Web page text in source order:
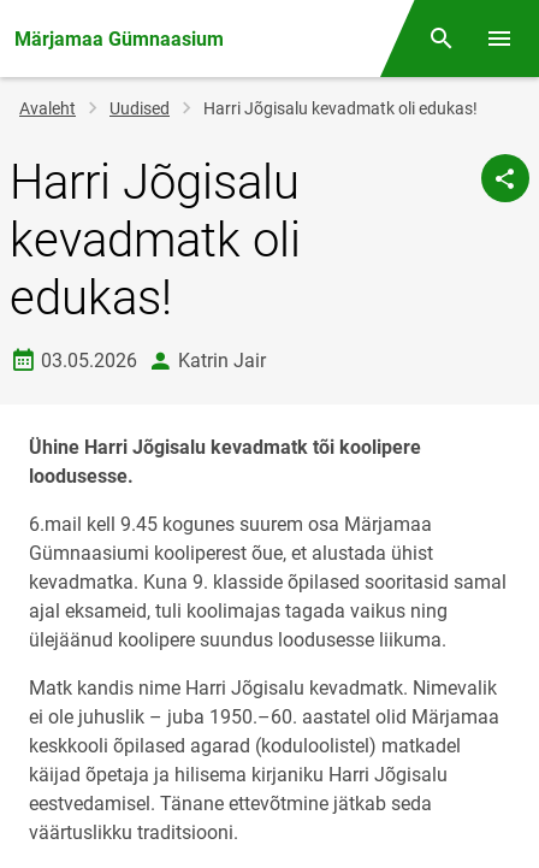
Märjamaa Gümnaasium Otsing
Jälglink
Avaleht Uudised Harri Jõgisalu kevadmatk oli edukas!
Harri Jõgisalu
kevadmatk oli
edukas!
Loomise kuupäev
03.05.2026 autorKatrin Jair
Ühine Harri Jõgisalu kevadmatk tõi koolipere
loodusesse.
6.mail kell 9.45 kogunes suurem osa Märjamaa
Gümnaasiumi kooliperest õue, et alustada ühist
kevadmatka. Kuna 9. klasside õpilased sooritasid samal
ajal eksameid, tuli koolimajas tagada vaikus ning
ülejäänud koolipere suundus loodusesse liikuma.
Matk kandis nime Harri Jõgisalu kevadmatk. Nimevalik
ei ole juhuslik – juba 1950.–60. aastatel olid Märjamaa
keskkooli õpilased agarad (koduloolistel) matkadel
käijad õpetaja ja hilisema kirjaniku Harri Jõgisalu
eestvedamisel. Tänane ettevõtmine jätkab seda
väärtuslikku traditsiooni.